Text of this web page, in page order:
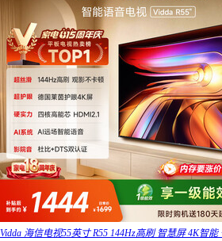
Vidda 海信电视55英寸 R55 144Hz高刷 智慧屏 4K智